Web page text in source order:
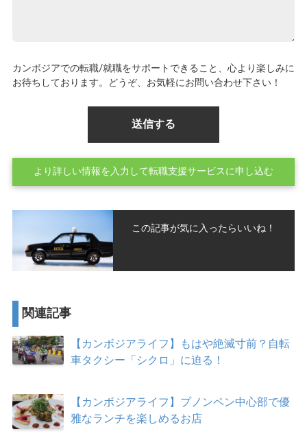
カンボジアでの転職/就職をサポートできること、心より楽しみに
お待ちしております。どうぞ、お気軽にお問い合わせ下さい！
より詳しい情報を入力して転職支援サービスに申し込む
この記事が気に入ったらいいね！
関連記事
【カンボジアライフ】もはや絶滅寸前？自転
車タクシー「シクロ」に迫る！
【カンボジアライフ】プノンペン中心部で優
雅なランチを楽しめるお店